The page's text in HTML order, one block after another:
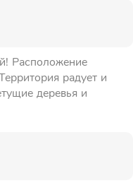
Расположение
радует и
деревья и